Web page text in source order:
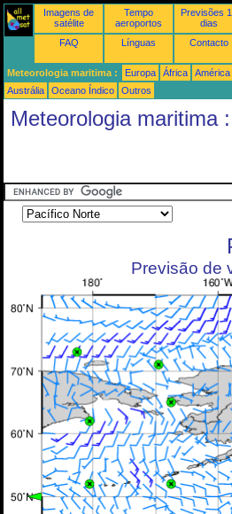
Imagens de
satélite
Tempo
aeroportos
Previsões
dias
FAQ Línguas Contacto
Meteorologia maritima : Europa África
Austrália
Oceano Índico Outros
Meteorologia maritima
Previsão de